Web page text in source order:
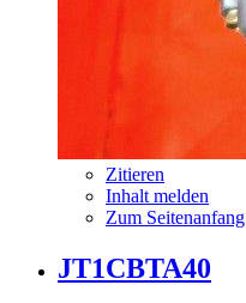
Zitieren
Inhalt melden
Zum Seitenanfang
JT1CBTA40